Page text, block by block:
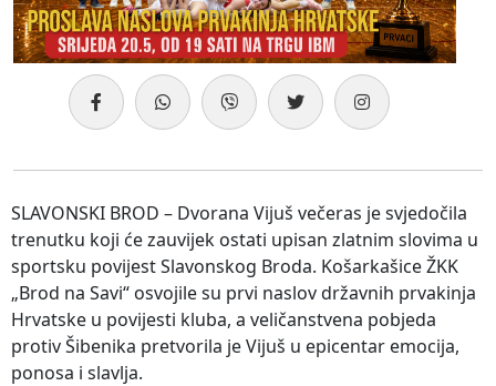
SLAVONSKI BROD – Dvorana Vijuš večeras je svjedočila
trenutku koji će zauvijek ostati upisan zlatnim slovima u
sportsku povijest Slavonskog Broda. Košarkašice ŽKK
„Brod na Savi“ osvojile su prvi naslov državnih prvakinja
Hrvatske u povijesti kluba, a veličanstvena pobjeda
protiv Šibenika pretvorila je Vijuš u epicentar emocija,
ponosa i slavlja.